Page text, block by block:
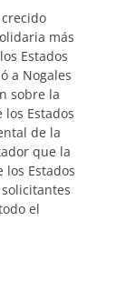
más
Estados
a Nogales
sobre la
Estados
de la
que la
Estados
el